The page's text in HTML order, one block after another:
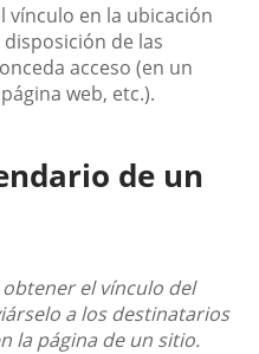
vínculo en la ubicación
de las
acceso (en un
web, etc.).
de un
el vínculo del
a los destinatarios
la página de un sitio.